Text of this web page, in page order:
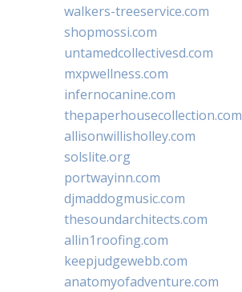
walkers-treeservice.com
shopmossi.com
untamedcollectivesd.com
mxpwellness.com
infernocanine.com
thepaperhousecollection.com
allisonwillisholley.com
solslite.org
portwayinn.com
djmaddogmusic.com
thesoundarchitects.com
allin1roofing.com
keepjudgewebb.com
anatomyofadventure.com